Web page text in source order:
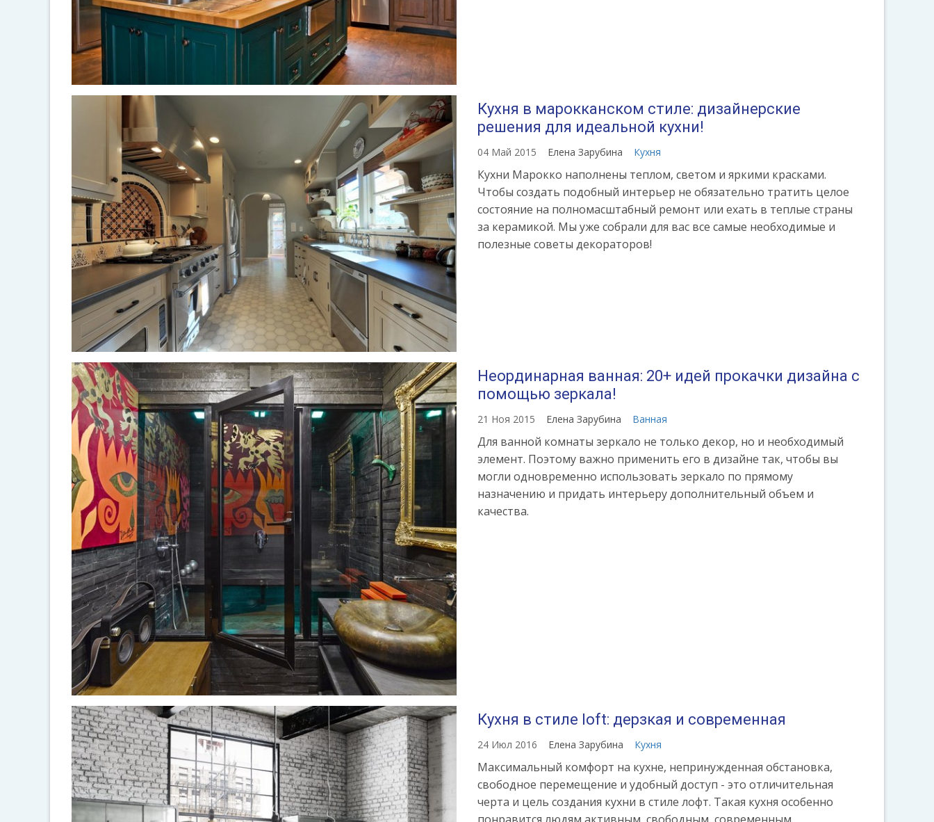
Кухня в марокканском стиле: дизайнерские
решения для идеальной кухни!
04 Май 2015 Елена Зарубина Кухня
Кухни Марокко наполнены теплом, светом и яркими красками.
Чтобы создать подобный интерьер не обязательно тратить целое
состояние на полномасштабный ремонт или ехать в теплые страны
за керамикой. Мы уже собрали для вас все самые необходимые и
полезные советы декораторов!
Неординарная ванная: 20+ идей прокачки дизайна с
помощью зеркала!
21 Ноя 2015 Елена Зарубина Ванная
Для ванной комнаты зеркало не только декор, но и необходимый
элемент. Поэтому важно применить его в дизайне так, чтобы вы
могли одновременно использовать зеркало по прямому
назначению и придать интерьеру дополнительный объем и
качества.
Кухня в стиле loft: дерзкая и современная
24 Июл 2016 Елена Зарубина Кухня
Максимальный комфорт на кухне, непринужденная обстановка,
свободное перемещение и удобный доступ - это отличительная
черта и цель создания кухни в стиле лофт. Такая кухня особенно